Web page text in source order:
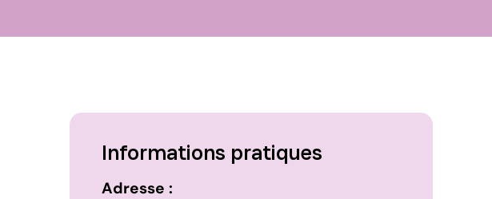
Informations pratiques
Adresse :